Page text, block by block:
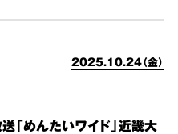
2025.10.24（金）
「めんたいワイド」近畿大